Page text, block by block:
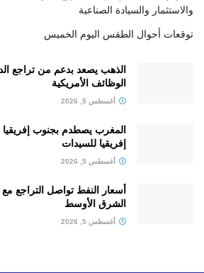
والاستثمار والسيادة الصناعية
توقعات أحوال الطقس اليوم الخميس
الذهب يصعد بدعم من تراجع
الوظائف الأمريكية
أغسطس 5, 2026
المغرب يصطدم بجنوب
إفريقيا للسيدات
أغسطس 5, 2026
أسعار النفط تواصل التراجع
الشرق الأوسط
أغسطس 5, 2026